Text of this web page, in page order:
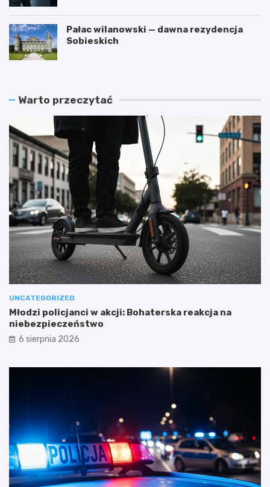
Pałac wilanowski — dawna rezydencja
Sobieskich
Warto przeczytać
UNCATEGORIZED
Młodzi policjanci w akcji: Bohaterska reakcja na
niebezpieczeństwo
6 sierpnia 2026